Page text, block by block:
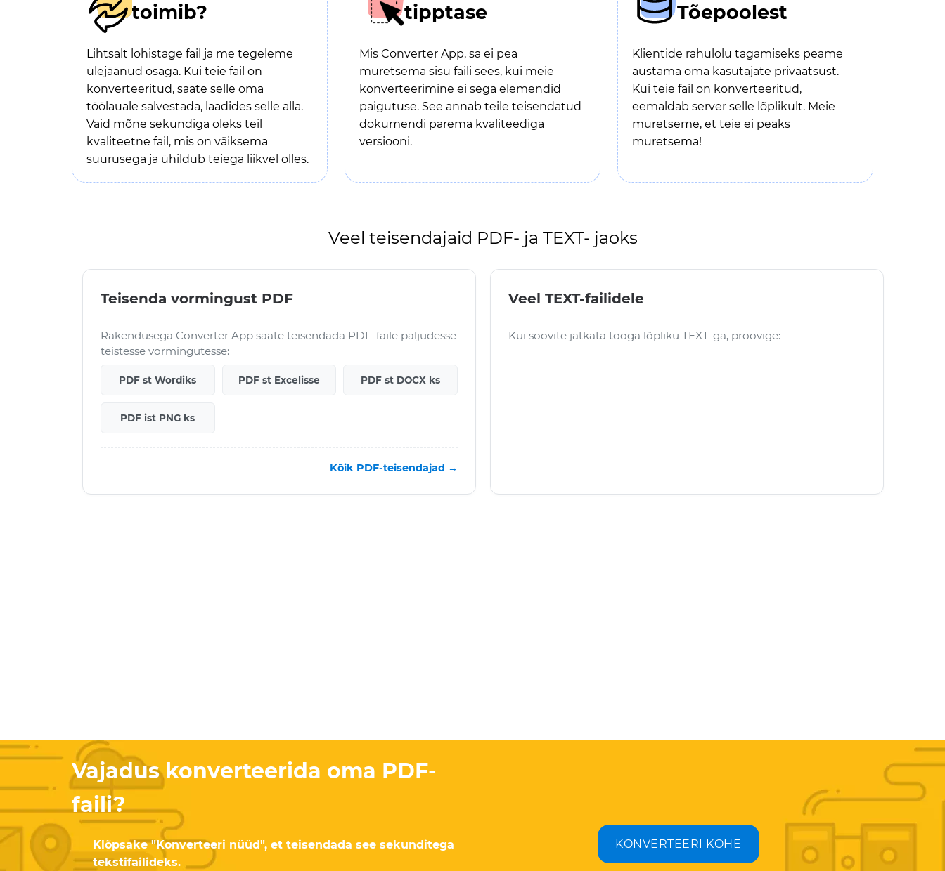
toimib?
Lihtsalt lohistage fail ja me tegeleme
ülejäänud osaga. Kui teie fail on
konverteeritud, saate selle oma
töölauale salvestada, laadides selle alla.
Vaid mõne sekundiga oleks teil
kvaliteetne fail, mis on väiksema
suurusega ja ühildub teiega liikvel olles.
tipptase
Mis Converter App, sa ei pea
muretsema sisu faili sees, kui meie
konverteerimine ei sega elemendid
paigutuse. See annab teile teisendatud
dokumendi parema kvaliteediga
versiooni.
Tõepoolest
Klientide rahulolu tagamiseks peame
austama oma kasutajate privaatsust.
Kui teie fail on konverteeritud,
eemaldab server selle lõplikult. Meie
muretseme, et teie ei peaks
muretsema!
Veel teisendajaid PDF- ja TEXT- jaoks
Teisenda vormingust PDF
Rakendusega Converter App saate teisendada PDF-faile paljudesse
teistesse vormingutesse:
PDF st Wordiks PDF st Excelisse PDF st DOCX ks
PDF ist PNG ks
Kõik PDF-teisendajad →
Veel TEXT-failidele
Kui soovite jätkata tööga lõpliku TEXT-ga, proovige:
Vajadus konverteerida oma PDF-
faili?
Klõpsake "Konverteeri nüüd", et teisendada see sekunditega
tekstifailideks.
KONVERTEERI KOHE